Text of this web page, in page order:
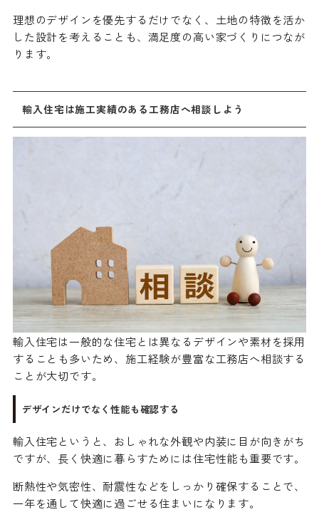
理想のデザインを優先するだけでなく、土地の特徴を活か
した設計を考えることも、満足度の高い家づくりにつなが
ります。
輸入住宅は施工実績のある工務店へ相談しよう
輸入住宅は一般的な住宅とは異なるデザインや素材を採用
することも多いため、施工経験が豊富な工務店へ相談する
ことが大切です。
デザインだけでなく性能も確認する
輸入住宅というと、おしゃれな外観や内装に目が向きがち
ですが、長く快適に暮らすためには住宅性能も重要です。
断熱性や気密性、耐震性などをしっかり確保することで、
一年を通して快適に過ごせる住まいになります。